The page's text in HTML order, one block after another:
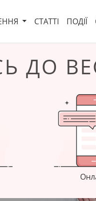
СТАТТІ ПОДІЇ
ДО